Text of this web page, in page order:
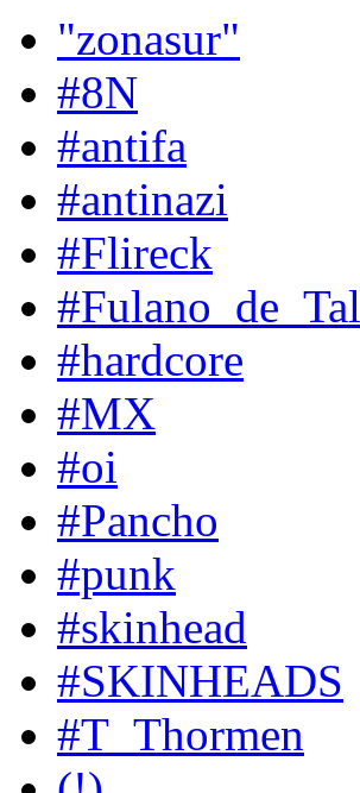
"zonasur"
#8N
#antifa
#antinazi
#Flireck
#Fulano_de_Tal
#hardcore
#MX
#oi
#Pancho
#punk
#skinhead
#SKINHEADS
#T_Thormen